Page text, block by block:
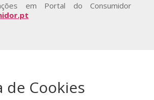
em Portal do Consumidor
de Cookies